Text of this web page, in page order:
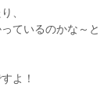
、
ているのかな～と
よ！